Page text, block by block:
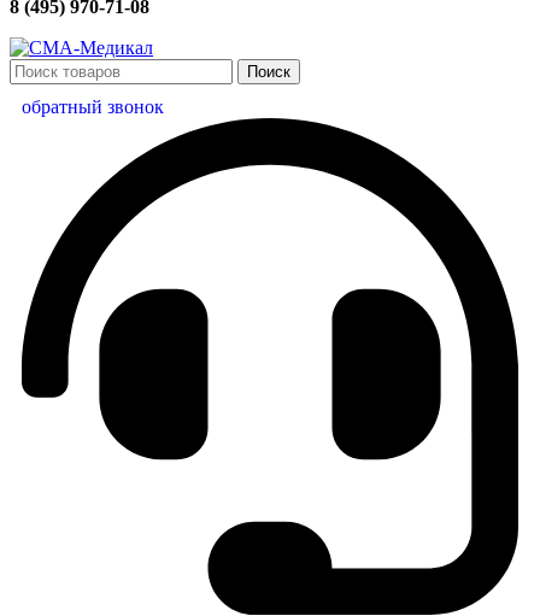
8 (495) 970-71-08
Поиск
обратный звонок